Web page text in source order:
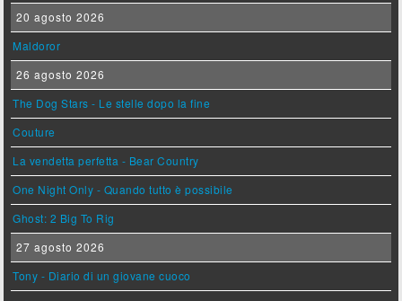
20 agosto 2026
Maldoror
26 agosto 2026
The Dog Stars - Le stelle dopo la fine
Couture
La vendetta perfetta - Bear Country
One Night Only - Quando tutto è possibile
Ghost: 2 Big To Rig
27 agosto 2026
Tony - Diario di un giovane cuoco